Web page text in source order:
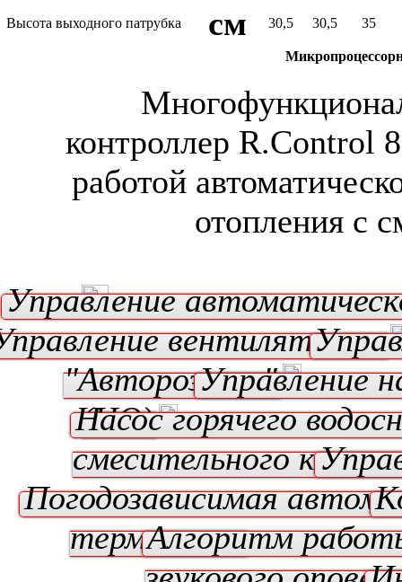
Высота выходного патрубка см 30,5 30,5 35
контроллер R.Control
работой
отопления с
Управление
вентилятором
"Авторозжиг"Управление
(ЦО)
Насос горячего
смесительного
Погодозависимая
термостат
Алгоритм